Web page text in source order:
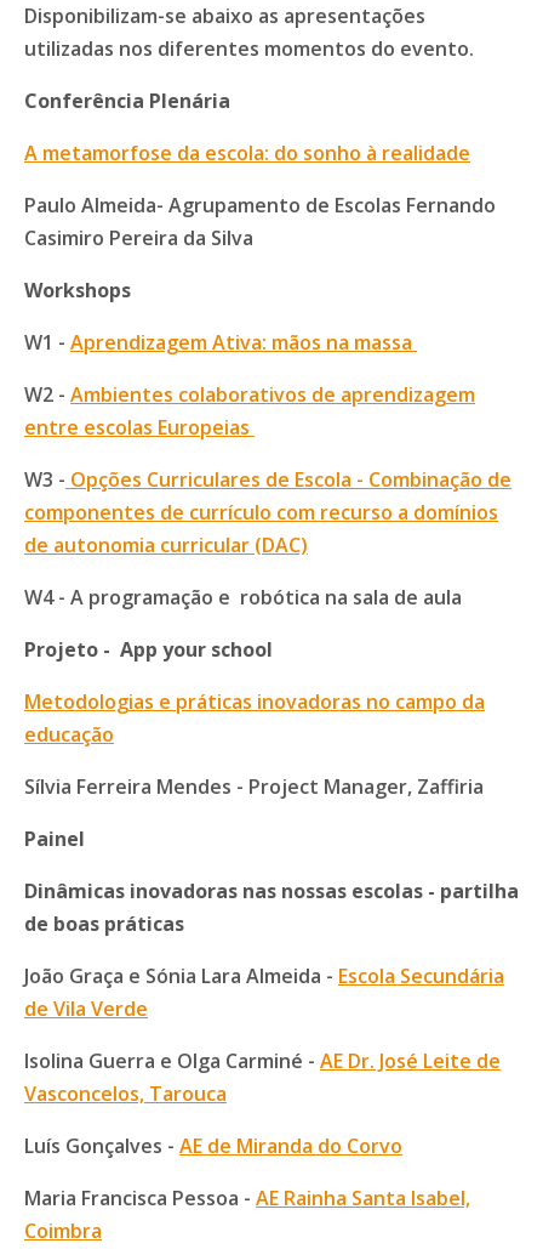
Disponibilizam-se abaixo as apresentações
utilizadas nos diferentes momentos do evento.
Conferência Plenária
A metamorfose da escola: do sonho à realidade
Paulo Almeida- Agrupamento de Escolas Fernando
Casimiro Pereira da Silva
Workshops
W1 - Aprendizagem Ativa: mãos na massa
W2 - Ambientes colaborativos de aprendizagem
entre escolas Europeias
W3 - Opções Curriculares de Escola - Combinação de
componentes de currículo com recurso a domínios
de autonomia curricular (DAC)
W4 - A programação e robótica na sala de aula
Projeto - App your school
Metodologias e práticas inovadoras no campo da
educação
Sílvia Ferreira Mendes - Project Manager, Zaffiria
Painel
Dinâmicas inovadoras nas nossas escolas - partilha
de boas práticas
João Graça e Sónia Lara Almeida - Escola Secundária
de Vila Verde
Isolina Guerra e Olga Carminé - AE Dr. José Leite de
Vasconcelos, Tarouca
Luís Gonçalves - AE de Miranda do Corvo
Maria Francisca Pessoa - AE Rainha Santa Isabel,
Coimbra